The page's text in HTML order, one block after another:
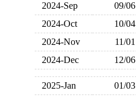
2024-Sep
09/06
2024-Oct
10/04
2024-Nov
11/01
2024-Dec
12/06
2025-Jan 01/03